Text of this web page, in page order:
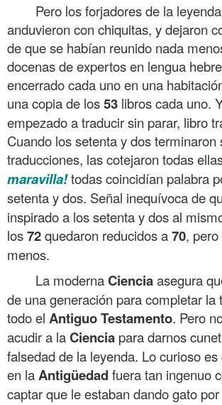
Pero los forjadores de la
anduvieron con chiquitas, y dejaron
de que se habían reunido nada
docenas de expertos en lengua
encerrado cada uno en una
una copia de los53 libros cada uno.
empezado a traducir sin parar, libro
Cuando los setenta y dos terminaron
traducciones, las cotejaron todas
maravilla!todas coincidían palabra
setenta y dos. Señal inequívoca de
inspirado a los setenta y dos al
los72quedaron reducidos a70,
menos.
La modernaCienciaasegura
de una generación para completar la
todo el Antiguo Testamento. Pero
acudir a laCiencia para darnos
falsedad de la leyenda. Lo curioso
en laAntigüedadfuera tan ingenuo
captar que le estaban dando gato